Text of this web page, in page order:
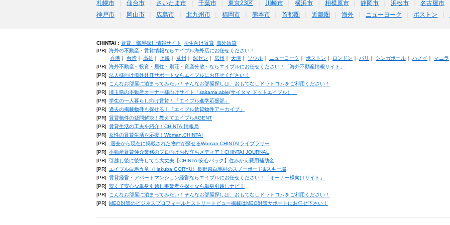
札幌市 仙台市 さいたま市 千葉市 東京23区 川崎市 横浜市 相模原市 静岡市 浜松市 名古屋市
神戸市
岡山市 広島市 北九州市 福岡市 熊本市 首都圏 近畿圏 海外 ニューヨーク ボストン
CHINTAI： 賃貸・部屋探し情報サイト 学生向け賃貸 海外賃貸
[PR] 海外の不動産・賃貸情報ならエイブル海外店にお任せください！
香港｜ 台湾｜ 高雄｜ 上海｜ 蘇州 ｜ 深セン ｜ 広州 ｜ 天津｜ ソウル｜ ニューヨーク ｜ ボストン ｜ ロンドン ｜ パリ ｜ シンガポール｜ ハノイ ｜ マニラ
[PR] 海外不動産～投資・居住・別荘・資産分散～ならエイブルにお任せください！「海外不動産情報サイト」
[PR] 法人様向け海外赴任サポートならエイブルにお任せください！
[PR]
こんなお部屋に泊まってみたい！そんなお部屋探しは、おもてなしドットコムをご利用ください！
[PR] 埼玉県の不動産オーナー様向けサイト「saitama.able(サイタマ ドットエイブル）」
[PR] 学生の一人暮らし向け賃貸！「エイブル進学応援部」
[PR] 過去の掲載物件も探せる！「エイブル賃貸物件アーカイブ」
[PR] 賃貸物件の疑問解決！教えてエイブルAGENT
[PR] 賃貸生活の工夫を紹介！CHINTAI情報局
[PR] 女性の賃貸生活を応援！Woman.CHINTAI
[PR]
過去から現在に掲載された物件が探せるWoman.CHINTAIライブラリー
[PR] 不動産賃貸仲介業務のプロ向けお役立ちメディア！CHINTAI JOURNAL
[PR]
引越し後に後悔しても大丈夫【CHINTAI安心パック】住みかえ費用補助金
[PR]
エイブル白馬五竜（Hakuba GORYU）長野県白馬村のスノーボード&スキー場
[PR] 賃貸経営・アパートマンション経営ならエイブルにお任せください！「オーナー様向けサイト」
[PR] 安くて安心な単身引越し事業者を探すなら単身引越しナビ！
[PR]
こんなお部屋に泊まってみたい！そんなお部屋探しは、おもてなしドットコムをご利用ください！
[PR] MEO対策のビジネスプロフィールとストリートビュー掲載はMEO対策サポートにお任せ下さい！